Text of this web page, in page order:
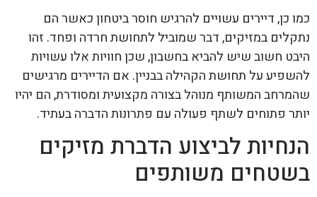
כמו כן, דיירים עשויים להרגיש חוסר ביטחון כאשר הם
נתקלים במזיקים, דבר שמוביל לתחושת חרדה ופחד. זהו
היבט חשוב שיש להביא בחשבון, שכן חוויות אלו עשויות
להשפיע על תחושת הקהילה בבניין. אם הדיירים מרגישים
שהמרחב המשותף מנוהל בצורה מקצועית ומסודרת, הם יהיו
יותר פתוחים לשתף פעולה עם פתרונות הדברה בעתיד.
הנחיות לביצוע הדברת מזיקים
בשטחים משותפים